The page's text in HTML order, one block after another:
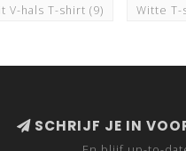
V-hals T-shirt (9) Witte T-
SCHRIJF JE IN